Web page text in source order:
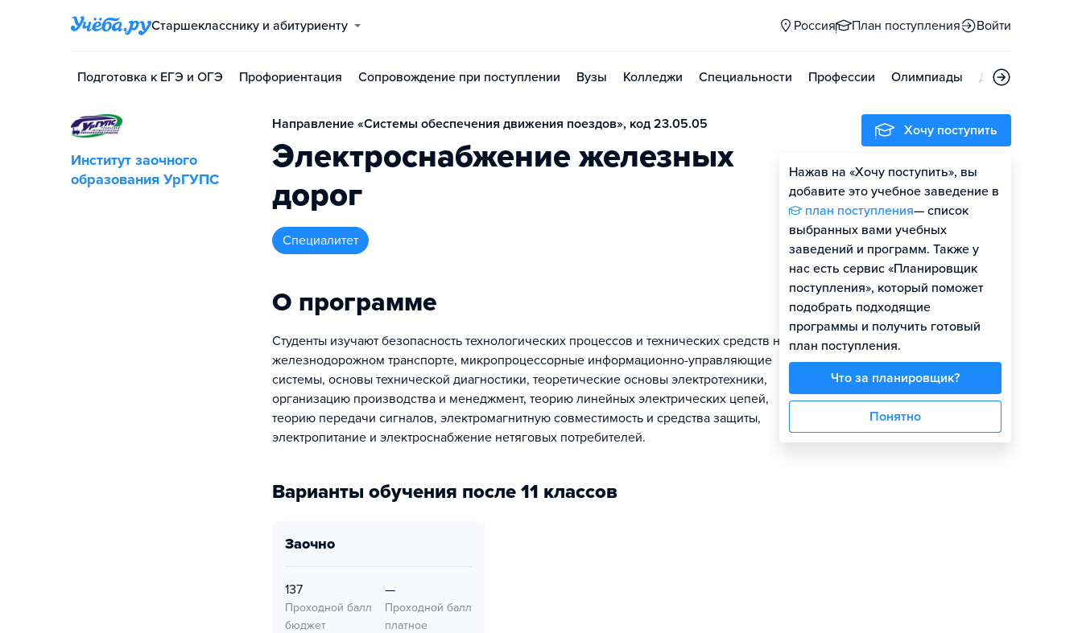
Старшекласснику и абитуриенту Россия План поступления Войти
Подготовка к ЕГЭ и ОГЭ Профориентация Сопровождение при поступлении Вузы Колледжи Специальности Профессии Олимпиады Дни открытых
Институт заочного
образования УрГУПС
Направление «Системы обеспечения движения поездов», код 23.05.05
Электроснабжение железных
дорог
специалитет
О программе
Студенты изучают безопасность технологических процессов и технических средств на
железнодорожном транспорте, микропроцессорные информационно-управляющие
системы, основы технической диагностики, теоретические основы электротехники,
организацию производства и менеджмент, теорию линейных электрических цепей,
теорию передачи сигналов, электромагнитную совместимость и средства защиты,
электропитание и электроснабжение нетяговых потребителей.
Варианты обучения после 11 классов
заочно
137
Проходной балл
бюджет
—
Проходной балл
платное
Хочу поступить
Нажав на «Хочу поступить», вы
добавите это учебное заведение в
план поступления— список
выбранных вами учебных
заведений и программ. Также у
нас есть сервис «Планировщик
поступления», который поможет
подобрать подходящие
программы и получить готовый
план поступления.
Что за планировщик?
Понятно
Оценить шансы